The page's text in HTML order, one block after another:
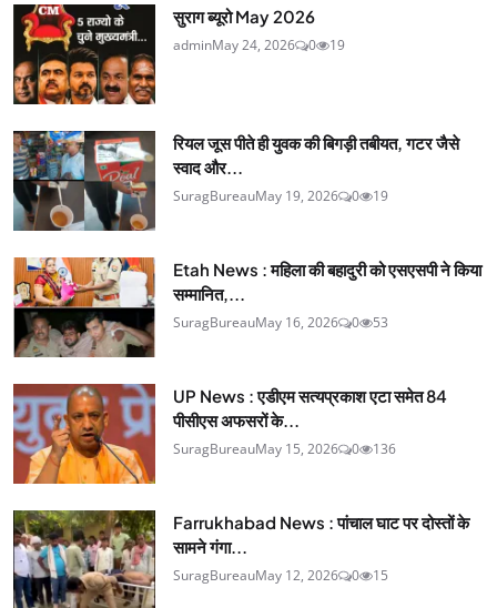
सुराग ब्यूरो May 2026
adminMay 24, 2026 0 19
रियल जूस पीते ही युवक की बिगड़ी तबीयत, गटर जैसे
स्वाद और...
SuragBureauMay 19, 2026 0 19
Etah News : महिला की बहादुरी को एसएसपी ने किया
सम्मानित,...
SuragBureauMay 16, 2026 0 53
UP News : एडीएम सत्यप्रकाश एटा समेत 84
पीसीएस अफसरों के...
SuragBureauMay 15, 2026 0 136
Farrukhabad News : पांचाल घाट पर दोस्तों के
सामने गंगा...
SuragBureauMay 12, 2026 0 15